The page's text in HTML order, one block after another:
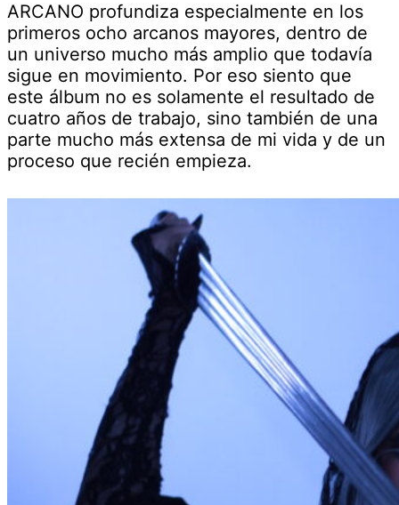
ARCANO profundiza especialmente en los
primeros ocho arcanos mayores, dentro de
un universo mucho más amplio que todavía
sigue en movimiento. Por eso siento que
este álbum no es solamente el resultado de
cuatro años de trabajo, sino también de una
parte mucho más extensa de mi vida y de un
proceso que recién empieza.